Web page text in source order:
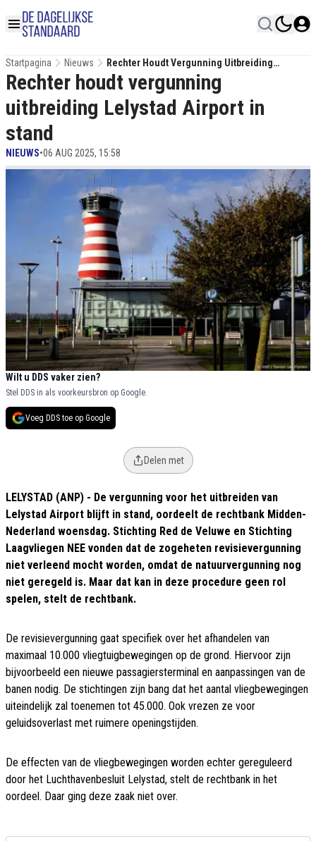
Startpagina Nieuws
Rechter Houdt Vergunning Uitbreiding
Lelystad Airport In Stand
Rechter houdt vergunning
uitbreiding Lelystad Airport in
stand
NIEUWS•06 AUG 2025, 15:58
Wilt u DDS vaker zien?
Stel DDS in als voorkeursbron op Google.
Voeg DDS toe op Google
Delen met
LELYSTAD (ANP) - De vergunning voor het uitbreiden van
Lelystad Airport blijft in stand, oordeelt de rechtbank Midden-
Nederland woensdag. Stichting Red de Veluwe en Stichting
Laagvliegen NEE vonden dat de zogeheten revisievergunning
niet verleend mocht worden, omdat de natuurvergunning nog
niet geregeld is. Maar dat kan in deze procedure geen rol
spelen, stelt de rechtbank.
De revisievergunning gaat specifiek over het afhandelen van
maximaal 10.000 vliegtuigbewegingen op de grond. Hiervoor zijn
bijvoorbeeld een nieuwe passagiersterminal en aanpassingen van de
banen nodig. De stichtingen zijn bang dat het aantal vliegbewegingen
uiteindelijk zal toenemen tot 45.000. Ook vrezen ze voor
geluidsoverlast met ruimere openingstijden.
De effecten van de vliegbewegingen worden echter gereguleerd
door het Luchthavenbesluit Lelystad, stelt de rechtbank in het
oordeel. Daar ging deze zaak niet over.